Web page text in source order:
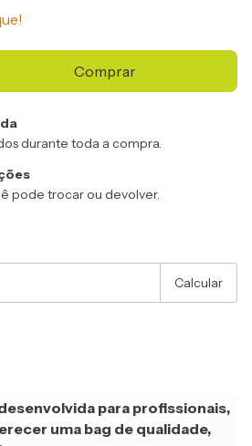
durante toda a compra.
pode trocar ou devolver.
Calcular
para profissionais,
uma bag de qualidade,